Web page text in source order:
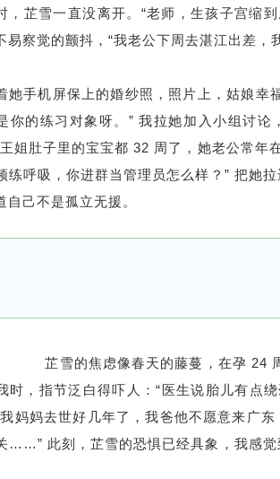
，芷雪一直没离开。“老师，生孩子宫缩
易察觉的颤抖，“我老公下周去湛江出差，
她手机屏保上的婚纱照，照片上，姑娘幸
你的练习对象呀。” 我拉她加入小组讨论
姐肚子里的宝宝都 32 周了，她老公常年
练呼吸，你进群当管理员怎么样？” 把她
自己不是孤立无援。
芷雪的焦虑像春天的藤蔓，在孕 24
时，指节泛白得吓人：“医生说胎儿有点
妈妈去世好几年了，我爸他不愿意来广
……” 此刻，芷雪的恐惧已经具象，我感